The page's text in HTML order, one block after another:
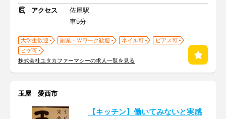
アクセス
佐屋駅
車5分
大学生歓迎 副業・Ｗワーク歓迎 ネイル可
ピアス可
ヒゲ可
株式会社ユタカファーマシーの求人一覧を見る
玉屋 愛西市
【キッチン】働いてみないと実感